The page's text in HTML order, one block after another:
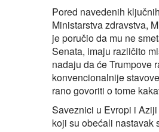
Pored navedenih
Ministarstva zdravstva,
je poručio da mu ne
Senata, imaju različito
nadaju da će Trumpove
konvencionalnije
rano govoriti o tome
Saveznici u Evropi i
koji su obećali nastavak